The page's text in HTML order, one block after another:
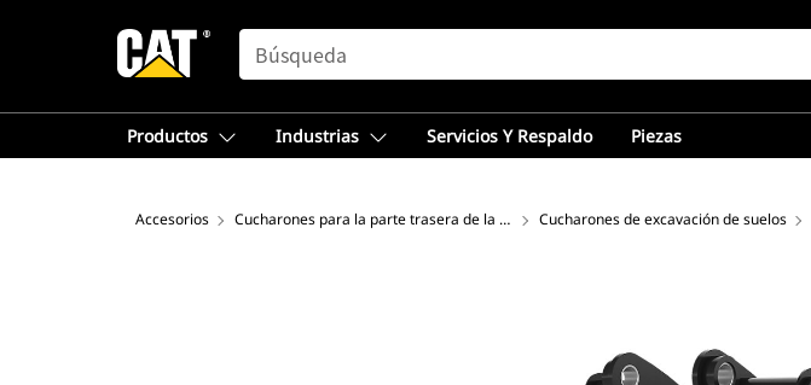
SEARCH
Productos Industrias Servicios Y Respaldo Piezas
Accesorios Cucharones para la parte trasera de la retroexcavadora Cucharones de excavación de suelos